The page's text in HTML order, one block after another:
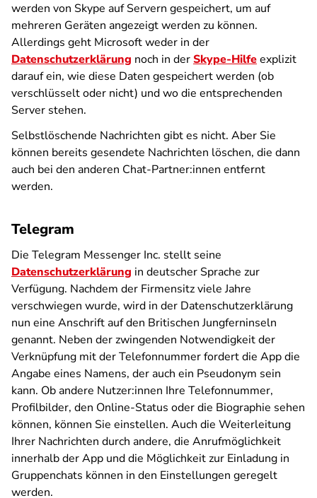
werden von Skype auf Servern gespeichert, um auf
mehreren Geräten angezeigt werden zu können.
Allerdings geht Microsoft weder in der
Datenschutzerklärung noch in derSkype-Hilfeexplizit
darauf ein, wie diese Daten gespeichert werden (ob
verschlüsselt oder nicht) und wo die entsprechenden
Server stehen.
Selbstlöschende Nachrichten gibt es nicht. Aber Sie
können bereits gesendete Nachrichten löschen, die dann
auch bei den anderen Chat-Partner:innen entfernt
werden.
Telegram
Die Telegram Messenger Inc. stellt seine
Datenschutzerklärung in deutscher Sprache zur
Verfügung. Nachdem der Firmensitz viele Jahre
verschwiegen wurde, wird in der Datenschutzerklärung
nun eine Anschrift auf den Britischen Jungferninseln
genannt. Neben der zwingenden Notwendigkeit der
Verknüpfung mit der Telefonnummer fordert die App die
Angabe eines Namens, der auch ein Pseudonym sein
kann. Ob andere Nutzer:innen Ihre Telefonnummer,
Profilbilder, den Online-Status oder die Biographie sehen
können, können Sie einstellen. Auch die Weiterleitung
Ihrer Nachrichten durch andere, die Anrufmöglichkeit
innerhalb der App und die Möglichkeit zur Einladung in
Gruppenchats können in den Einstellungen geregelt
werden.